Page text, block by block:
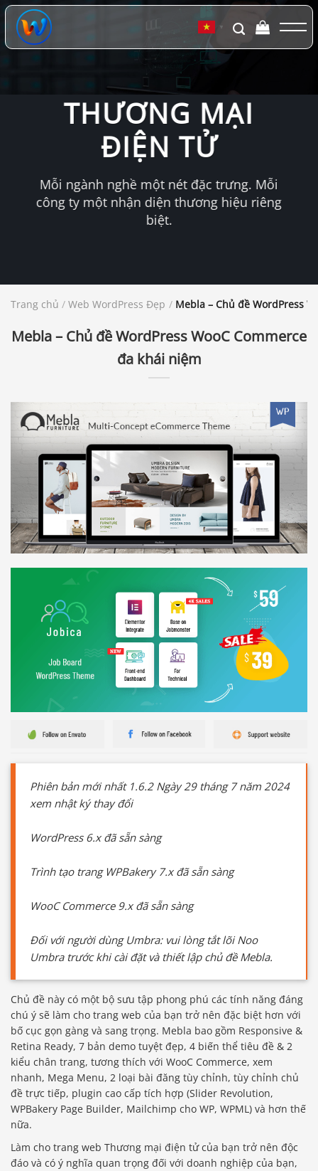
Chuyển
đến
dung
▼
THƯƠNG MẠI
ĐIỆN TỬ
Mỗi ngành nghề một nét đặc trưng. Mỗi
công ty một nhận diện thương hiệu riêng
biệt.
Trang chủ / Web WordPress Đẹp / Mebla – Chủ đề WordPress
Mebla – Chủ đề WordPress WooC Commerce
đa khái niệm
Phiên bản mới nhất 1.6.2 Ngày 29 tháng 7 năm 2024
xem nhật ký thay đổi
WordPress 6.x đã sẵn sàng
Trình tạo trang WPBakery 7.x đã sẵn sàng
WooC Commerce 9.x đã sẵn sàng
Đối với người dùng Umbra: vui lòng tắt lõi Noo
Umbra trước khi cài đặt và thiết lập chủ đề Mebla.
Chủ đề này có một bộ sưu tập phong phú các tính năng đáng
chú ý sẽ làm cho trang web của bạn trở nên đặc biệt hơn với
bố cục gọn gàng và sang trọng. Mebla bao gồm Responsive &
Retina Ready, 7 bản demo tuyệt đẹp, 4 biến thể tiêu đề & 2
kiểu chân trang, tương thích với WooC Commerce, xem
nhanh, Mega Menu, 2 loại bài đăng tùy chỉnh, tùy chỉnh chủ
đề trực tiếp, plugin cao cấp tích hợp (Slider Revolution,
WPBakery Page Builder, Mailchimp cho WP, WPML) và hơn thế
nữa.
Làm cho trang web Thương mại điện tử của bạn trở nên độc
đáo và có ý nghĩa quan trọng đối với doanh nghiệp của bạn,